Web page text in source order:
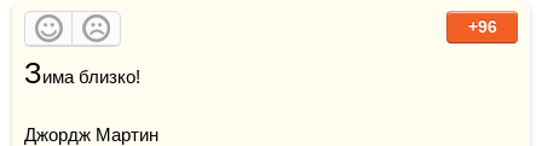
+96
Зима близко!
Джордж Мартин